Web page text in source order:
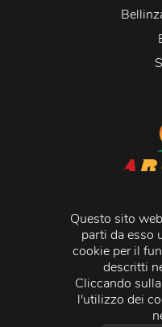
Questo sito
parti da esso
cookie per il
descritti
Cliccando
l'utilizzo dei
Via
C.C.I.A.A. -
Registro delle
Fiscale e Partita Iva
Credits:Crea